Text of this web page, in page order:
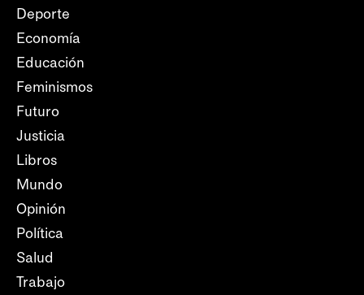
Deporte
Economía
Educación
Feminismos
Futuro
Justicia
Libros
Mundo
Opinión
Política
Salud
Trabajo